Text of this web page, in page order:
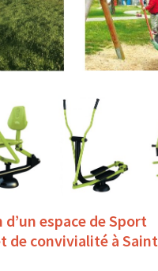
espace de Sport
de convivialité à Saint